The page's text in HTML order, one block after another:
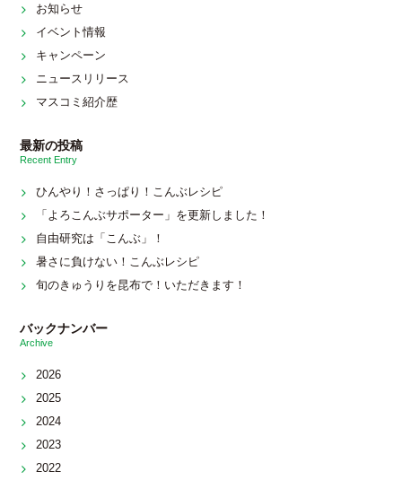
お知らせ
イベント情報
キャンペーン
ニュースリリース
マスコミ紹介歴
最新の投稿
Recent Entry
ひんやり！さっぱり！こんぶレシピ
「よろこんぶサポーター」を更新しました！
自由研究は「こんぶ」！
暑さに負けない！こんぶレシピ
旬のきゅうりを昆布で！いただきます！
バックナンバー
Archive
2026
2025
2024
2023
2022